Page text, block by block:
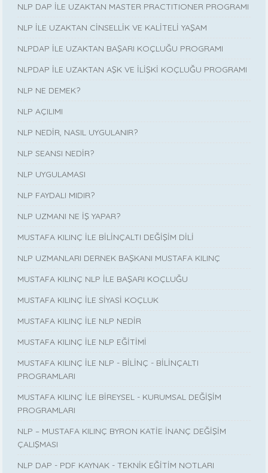
NLP DAP İLE UZAKTAN MASTER PRACTITIONER PROGRAMI
NLP İLE UZAKTAN CİNSELLİK VE KALİTELİ YAŞAM
NLPDAP İLE UZAKTAN BAŞARI KOÇLUĞU PROGRAMI
NLPDAP İLE UZAKTAN AŞK VE İLİŞKİ KOÇLUĞU PROGRAMI
NLP NE DEMEK?
NLP AÇILIMI
NLP NEDİR, NASIL UYGULANIR?
NLP SEANSI NEDİR?
NLP UYGULAMASI
NLP FAYDALI MIDIR?
NLP UZMANI NE İŞ YAPAR?
MUSTAFA KILINÇ İLE BİLİNÇALTI DEĞİŞİM DİLİ
NLP UZMANLARI DERNEK BAŞKANI MUSTAFA KILINÇ
MUSTAFA KILINÇ NLP İLE BAŞARI KOÇLUĞU
MUSTAFA KILINÇ İLE SİYASİ KOÇLUK
MUSTAFA KILINÇ İLE NLP NEDİR
MUSTAFA KILINÇ İLE NLP EĞİTİMİ
MUSTAFA KILINÇ İLE NLP - BİLİNÇ - BİLİNÇALTI
PROGRAMLARI
MUSTAFA KILINÇ İLE BİREYSEL - KURUMSAL DEĞİŞİM
PROGRAMLARI
NLP – MUSTAFA KILINÇ BYRON KATİE İNANÇ DEĞİŞİM
ÇALIŞMASI
NLP DAP - PDF KAYNAK - TEKNİK EĞİTİM NOTLARI